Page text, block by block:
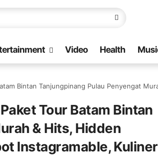
Video Health
Favorit TikTok dengan Spot Instagramable, Kuliner Melayu, Healing Sunset, Ferry Nyaman & Family Trip Super Seru
Tour Batam Bintan
& Hits, Hidden
Instagramable, Kuliner